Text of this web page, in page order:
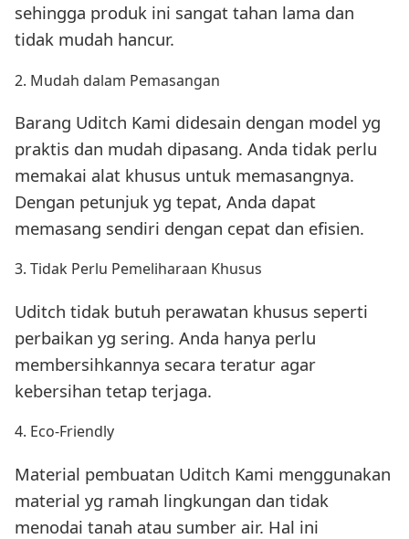
sehingga produk ini sangat tahan lama dan
tidak mudah hancur.
2. Mudah dalam Pemasangan
Barang Uditch Kami didesain dengan model yg
praktis dan mudah dipasang. Anda tidak perlu
memakai alat khusus untuk memasangnya.
Dengan petunjuk yg tepat, Anda dapat
memasang sendiri dengan cepat dan efisien.
3. Tidak Perlu Pemeliharaan Khusus
Uditch tidak butuh perawatan khusus seperti
perbaikan yg sering. Anda hanya perlu
membersihkannya secara teratur agar
kebersihan tetap terjaga.
4. Eco-Friendly
Material pembuatan Uditch Kami menggunakan
material yg ramah lingkungan dan tidak
menodai tanah atau sumber air. Hal ini